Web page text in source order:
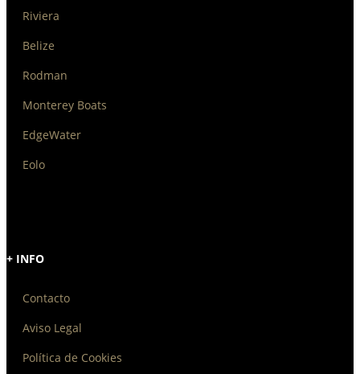
Riviera
Belize
Rodman
Monterey Boats
EdgeWater
Eolo
+ INFO
Contacto
Aviso Legal
Política de Cookies